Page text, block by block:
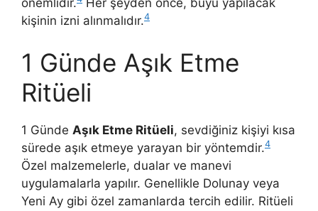
kişinin izni alınmalıdır.4
1 Günde Aşık Etme
Ritüeli
1 Günde Aşık Etme Ritüeli, sevdiğiniz kişiyi kısa
sürede aşık etmeye yarayan bir yöntemdir.4
Özel malzemelerle, dualar ve manevi
uygulamalarla yapılır. Genellikle Dolunay veya
Yeni Ay gibi özel zamanlarda tercih edilir. Ritüeli